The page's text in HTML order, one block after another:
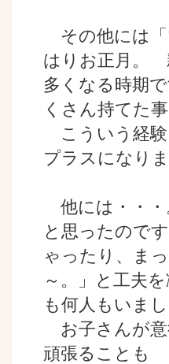
その他には「
はりお正月。
多くなる時期
くさん持てた
こういう経験
プラスになりま
他には・・・
と思ったので
ゃったり、ま
～。」と工夫
も何人もいまし
お子さんが意
頑張ること